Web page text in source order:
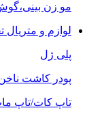
مو زن
لوازم و
پلی ژل
پودر کاشت
تاپ کات/تاپ